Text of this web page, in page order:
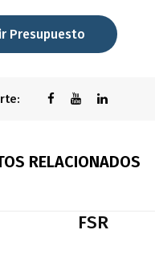
Presupuesto
RELACIONADOS
FSR